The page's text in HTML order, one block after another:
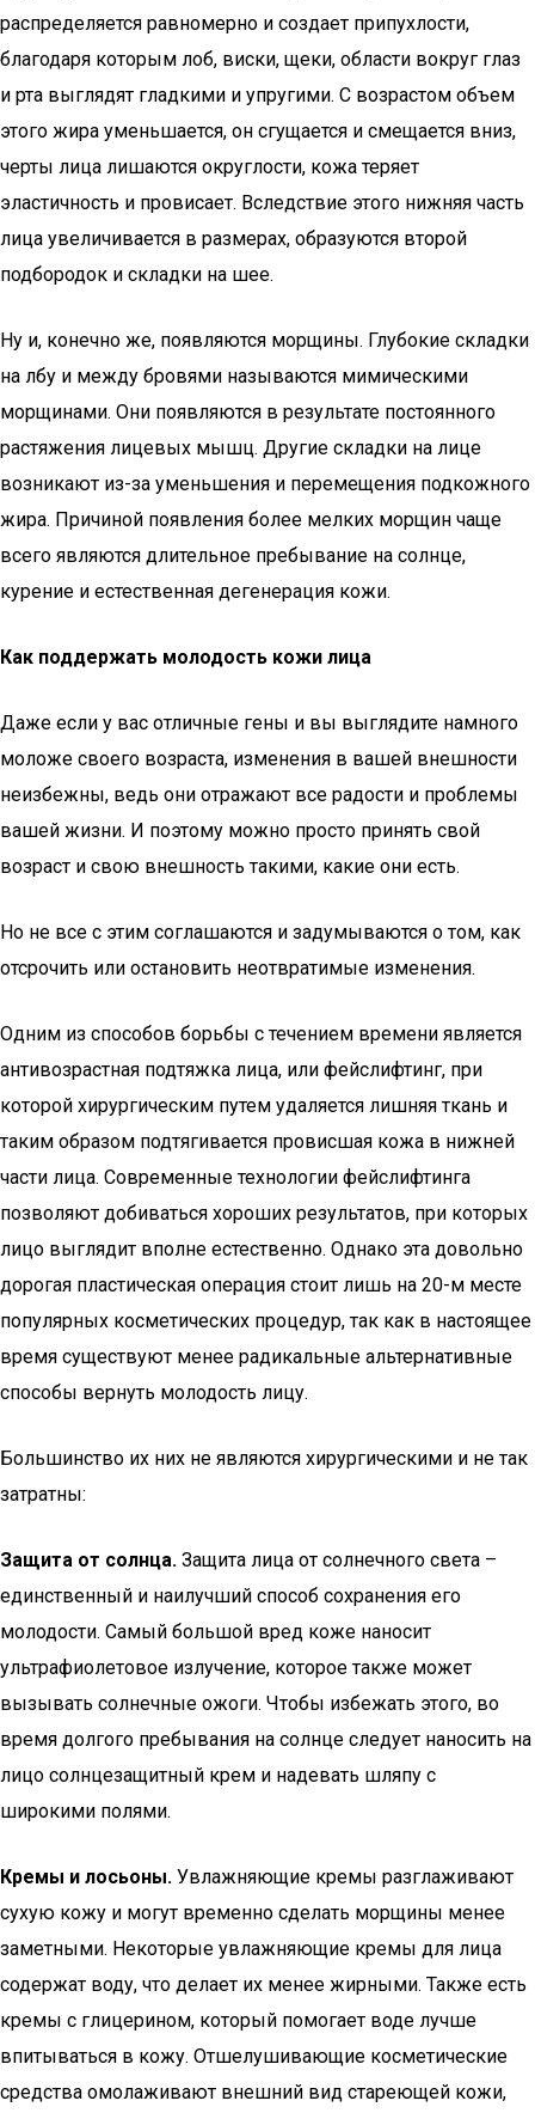
распределяется равномерно и создает припухлости,
благодаря которым лоб, виски, щеки, области вокруг глаз
и рта выглядят гладкими и упругими. С возрастом объем
этого жира уменьшается, он сгущается и смещается вниз,
черты лица лишаются округлости, кожа теряет
эластичность и провисает. Вследствие этого нижняя часть
лица увеличивается в размерах, образуются второй
подбородок и складки на шее.
Ну и, конечно же, появляются морщины. Глубокие складки
на лбу и между бровями называются мимическими
морщинами. Они появляются в результате постоянного
растяжения лицевых мышц. Другие складки на лице
возникают из-за уменьшения и перемещения подкожного
жира. Причиной появления более мелких морщин чаще
всего являются длительное пребывание на солнце,
курение и естественная дегенерация кожи.
Как поддержать молодость кожи лица
Даже если у вас отличные гены и вы выглядите намного
моложе своего возраста, изменения в вашей внешности
неизбежны, ведь они отражают все радости и проблемы
вашей жизни. И поэтому можно просто принять свой
возраст и свою внешность такими, какие они есть.
Но не все с этим соглашаются и задумываются о том, как
отсрочить или остановить неотвратимые изменения.
Одним из способов борьбы с течением времени является
антивозрастная подтяжка лица, или фейслифтинг, при
которой хирургическим путем удаляется лишняя ткань и
таким образом подтягивается провисшая кожа в нижней
части лица. Современные технологии фейслифтинга
позволяют добиваться хороших результатов, при которых
лицо выглядит вполне естественно. Однако эта довольно
дорогая пластическая операция стоит лишь на 20-м месте
популярных косметических процедур, так как в настоящее
время существуют менее радикальные альтернативные
способы вернуть молодость лицу.
Большинство их них не являются хирургическими и не так
затратны:
Защита от солнца. Защита лица от солнечного света –
единственный и наилучший способ сохранения его
молодости. Самый большой вред коже наносит
ультрафиолетовое излучение, которое также может
вызывать солнечные ожоги. Чтобы избежать этого, во
время долгого пребывания на солнце следует наносить на
лицо солнцезащитный крем и надевать шляпу с
широкими полями.
Кремы и лосьоны. Увлажняющие кремы разглаживают
сухую кожу и могут временно сделать морщины менее
заметными. Некоторые увлажняющие кремы для лица
содержат воду, что делает их менее жирными. Также есть
кремы с глицерином, который помогает воде лучше
впитываться в кожу. Отшелушивающие косметические
средства омолаживают внешний вид стареющей кожи,